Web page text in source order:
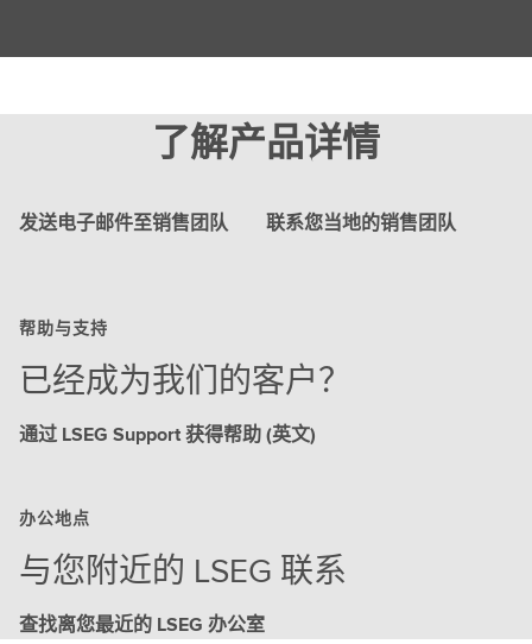
了解产品详情
发送电子邮件至销售团队 联系您当地的销售团队
帮助与支持
已经成为我们的客户？
通过 LSEG Support 获得帮助 (英文)
办公地点
与您附近的 LSEG 联系
查找离您最近的 LSEG 办公室